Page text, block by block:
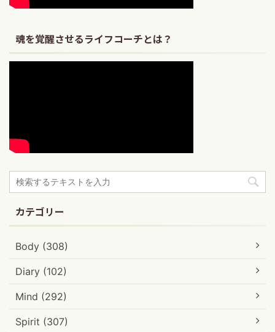
魂を覚醒させるライフコーチとは？
カテゴリー
Body (308)
Diary (102)
Mind (292)
Spirit (307)